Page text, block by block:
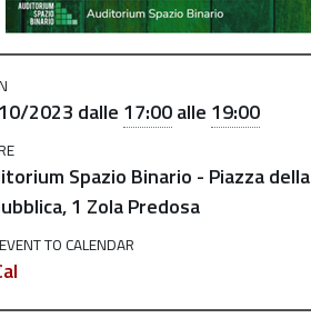
2023 dalle 17:00alle 19:00
Spazio Binario - Piazza della
1 Zola Predosa
TO CALENDAR